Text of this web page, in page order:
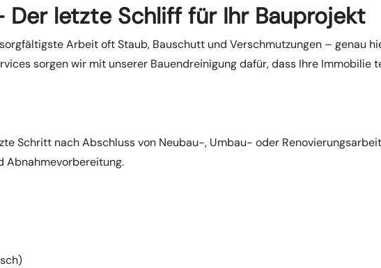
Der letzte Schliff für Ihr Bauprojekt
Arbeit oft Staub, Bauschutt und Verschmutzungen – genau
sorgen wir mit unserer Bauendreinigung dafür, dass Ihre Immobilie
Schritt nach Abschluss von Neubau-, Umbau- oder
Abnahmevorbereitung.